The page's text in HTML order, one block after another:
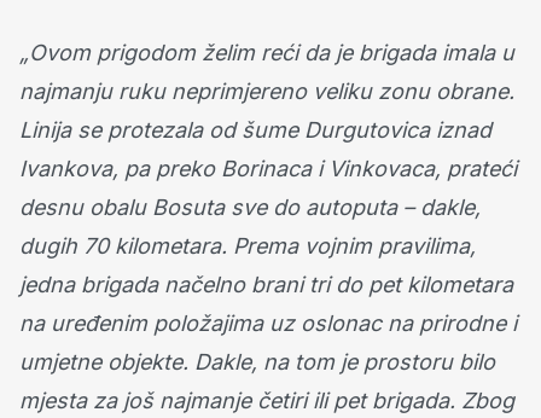
„Ovom prigodom želim reći da je brigada imala u
najmanju ruku neprimjereno veliku zonu obrane.
Linija se protezala od šume Durgutovica iznad
Ivankova, pa preko Borinaca i Vinkovaca, prateći
desnu obalu Bosuta sve do autoputa – dakle,
dugih 70 kilometara. Prema vojnim pravilima,
jedna brigada načelno brani tri do pet kilometara
na uređenim položajima uz oslonac na prirodne i
umjetne objekte. Dakle, na tom je prostoru bilo
mjesta za još najmanje četiri ili pet brigada. Zbog